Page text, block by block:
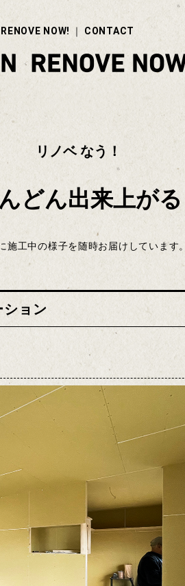
RENOVE NOW! CONTACT
リノベ なう！
どん出来上がる
施工中の様子を随時お届けしています。
ョン